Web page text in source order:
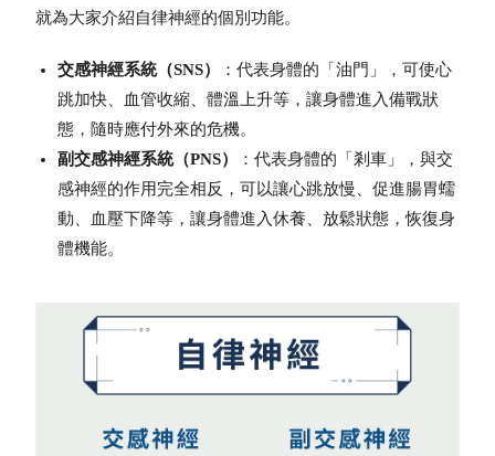
就為大家介紹自律神經的個別功能。
交感神經系統（SNS）
：代表身體的「油門」，可使心
跳加快、血管收縮、體溫上升等，讓身體進入備戰狀
態，隨時應付外來的危機。
副交感神經系統（PNS）
：代表身體的「剎車」，與交
感神經的作用完全相反，可以讓心跳放慢、促進腸胃蠕
動、血壓下降等，讓身體進入休養、放鬆狀態，恢復身
體機能。